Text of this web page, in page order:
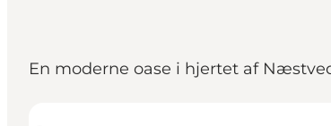
En moderne oase i hjertet af